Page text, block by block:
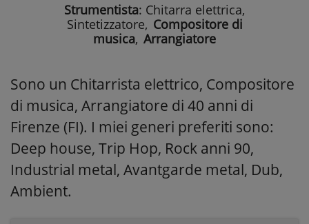
Strumentista: Chitarra elettrica,
Sintetizzatore, Compositore di
musica, Arrangiatore
Sono un Chitarrista elettrico, Compositore
di musica, Arrangiatore di 40 anni di
Firenze (FI). I miei generi preferiti sono:
Deep house, Trip Hop, Rock anni 90,
Industrial metal, Avantgarde metal, Dub,
Ambient.